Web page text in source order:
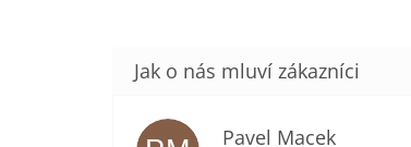
Pavel Macek